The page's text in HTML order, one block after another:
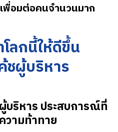
พื่อมต่อคนจำนวนมาก
โลกนี้ให้ดีขึ้น
ชผู้บริหาร
ริหาร ประสบการณ์ที่
วามท้าทาย